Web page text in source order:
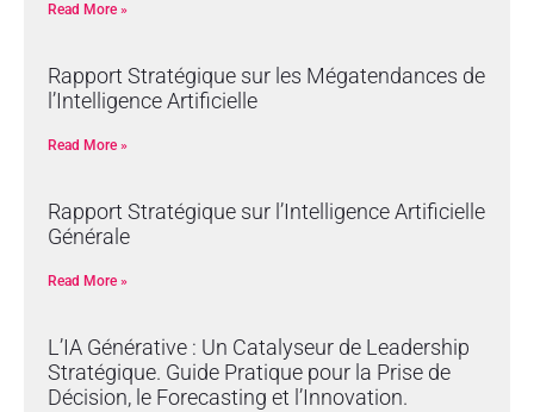
Read More »
Rapport Stratégique sur les Mégatendances de
l’Intelligence Artificielle
Read More »
Rapport Stratégique sur l’Intelligence Artificielle
Générale
Read More »
L’IA Générative : Un Catalyseur de Leadership
Stratégique. Guide Pratique pour la Prise de
Décision, le Forecasting et l’Innovation.